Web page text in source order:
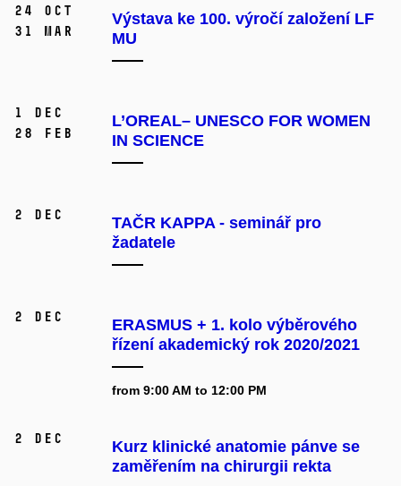
24 Oct
31 Mar
Výstava ke 100. výročí založení LF
MU
1 Dec
28 Feb
L’OREAL– UNESCO FOR WOMEN
IN SCIENCE
2 Dec
TAČR KAPPA - seminář pro
žadatele
2 Dec
ERASMUS + 1. kolo výběrového
řízení akademický rok 2020/2021
from 9:00 AM to 12:00 PM
2 Dec
Kurz klinické anatomie pánve se
zaměřením na chirurgii rekta